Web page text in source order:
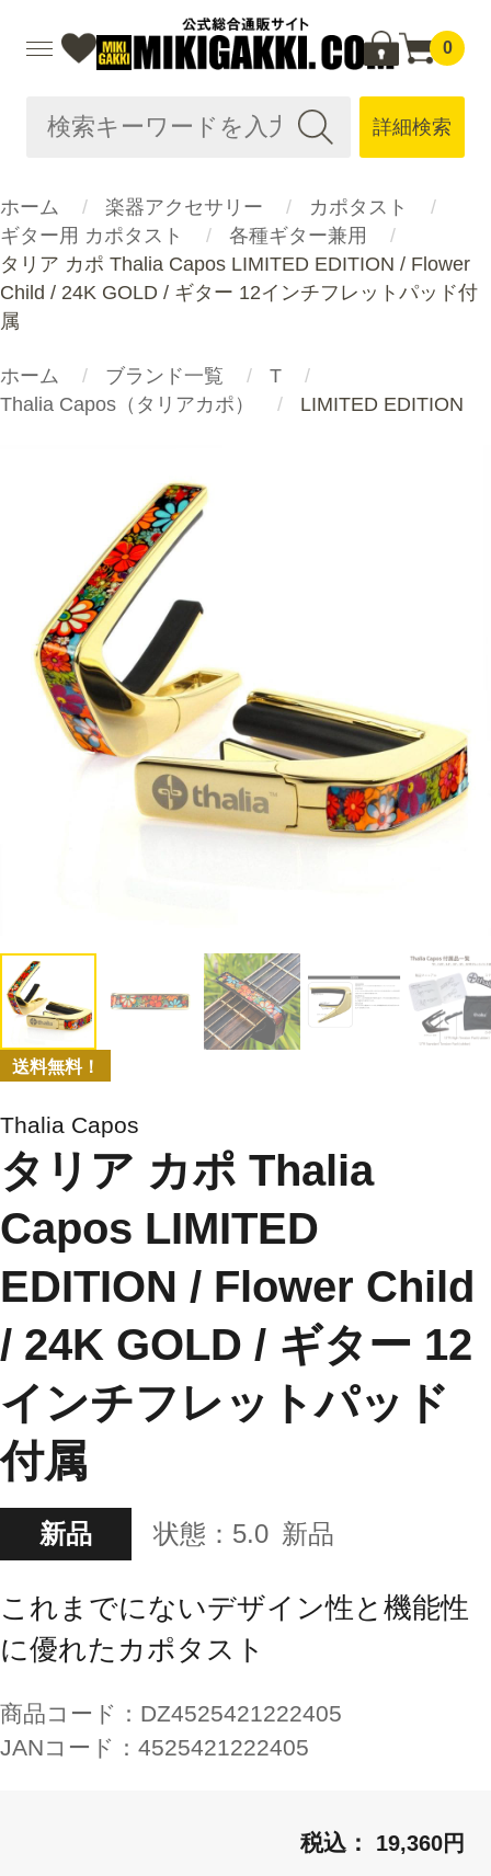
0
詳細検索
ホーム 楽器アクセサリー
カポタスト
ギター用 カポタスト
各種ギター兼用
タリア カポ Thalia Capos LIMITED EDITION / Flower
Child / 24K GOLD / ギター 12インチフレットパッド付
属
ホーム ブランド一覧
T
Thalia Capos（タリアカポ）
LIMITED EDITION
送料無料！
Thalia Capos
タリア カポ Thalia
Capos LIMITED
EDITION / Flower Child
/ 24K GOLD / ギター 12
インチフレットパッド
付属
新品 状態： 5.0 新品
これまでにないデザイン性と機能性
に優れたカポタスト
商品コード： DZ4525421222405
JANコード： 4525421222405
19,360円